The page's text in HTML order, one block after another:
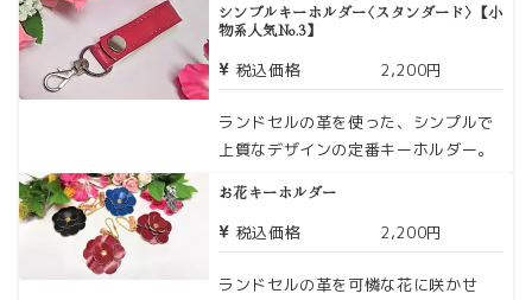
シンプルキーホルダー〈スタンダード〉【小
物系人気No.3】
税込価格 2,200円
ランドセルの革を使った、シンプルで
上質なデザインの定番キーホルダー。
お花キーホルダー
税込価格 2,200円
ランドセルの革を可憐な花に咲かせ